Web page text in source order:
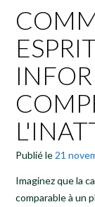
Publié le 21
Imaginez que la
comparable à un